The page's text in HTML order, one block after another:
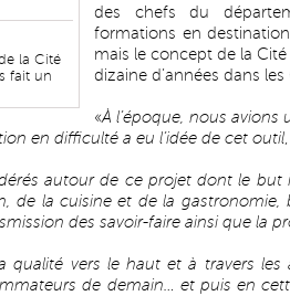
la Cité
fait un
des chefs du
formations en
mais le concept de la
dizaine d’années dans les
«À l’époque, nous avions
en difficulté a eu l’idée de cet outil
autour de ce projet dont le
de la cuisine et de la
des savoir-faire ainsi que la
qualité vers le haut et à travers les
de demain… et puis en